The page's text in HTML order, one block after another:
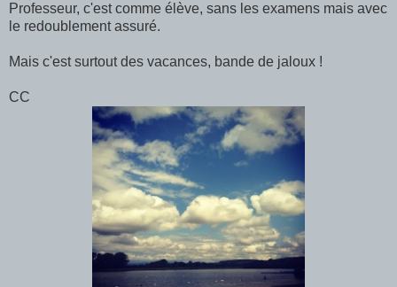
Professeur, c'est comme élève, sans les examens mais avec
le redoublement assuré.
Mais c'est surtout des vacances, bande de jaloux !
CC